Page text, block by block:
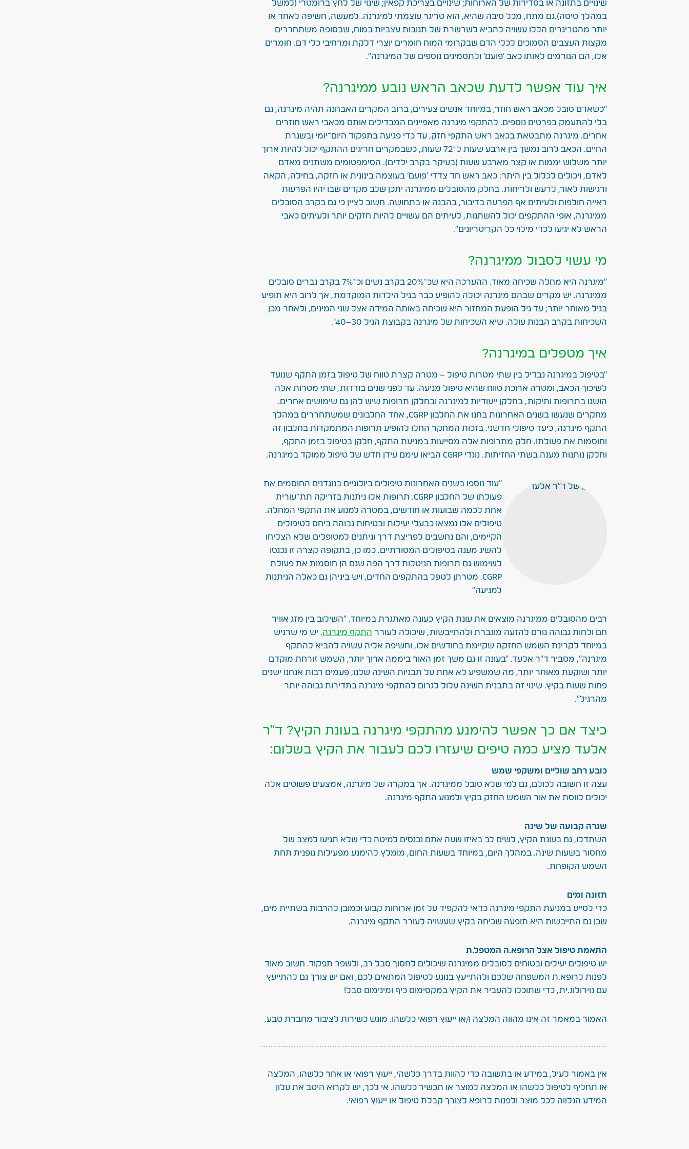
שינויים בתזונה או בסדירות של הארוחות; שינויים בצריכת קפאין; שינוי של לחץ ברומטרי (למשל
במהלך טיסה).גם מתח, מכל סיבה שהיא, הוא טריגר עוצמתי למיגרנה. למעשה, חשיפה לאחד או
יותר מהטריגרים הללו עשויה להביא לשרשרת של תגובות עצביות במוח, שבסופה משתחררים
מקצות העצבים הסמוכים לכלי הדם שבקרומי המוח חומרים יוצרי דלקת ומרחיבי כלי דם. חומרים
אלו, הם הגורמים לאותו כאב 'פועם' ולתסמינים נוספים של המיגרנה".
איך עוד אפשר לדעת שכאב הראש נובע ממיגרנה?
"כשאדם סובל מכאב ראש חוזר, במיוחד אנשים צעירים, ברוב המקרים האבחנה תהיה מיגרנה, גם
בלי להתעמק בפרטים נוספים. להתקפי מיגרנה מאפיינים המבדילים אותם מכאבי ראש חוזרים
אחרים. מיגרנה מתבטאת בכאב ראש התקפי חזק, עד כדי פגיעה בתפקוד היום־יומי ובשגרת
החיים. הכאב לרוב נמשך בין ארבע שעות ל־72 שעות, כשבמקרים חריגים ההתקף יכול להיות ארוך
יותר משלוש יממות או קצר מארבע שעות (בעיקר בקרב ילדים). הסימפטומים משתנים מאדם
לאדם, ויכולים לכלול בין היתר: כאב ראש חד צדדי 'פועם' בעוצמה בינונית או חזקה, בחילה, הקאה
ורגישות לאור, לרעש ולריחות. בחלק מהסובלים ממיגרנה יתכן שלב מקדים שבו יהיו הפרעות
ראייה חולפות ולעיתים אף הפרעה בדיבור, בהבנה או בתחושה. חשוב לציין כי גם בקרב הסובלים
ממיגרנה, אופי ההתקפים יכול להשתנות, לעיתים הם עשויים להיות חזקים יותר ולעיתים כאבי
הראש לא יגיעו לכדי מילוי כל הקריטריונים".
מי עשוי לסבול ממיגרנה?
"מיגרנה היא מחלה שכיחה מאוד. ההערכה היא שכ־20% בקרב נשים וכ־7% בקרב גברים סובלים
ממיגרנה. יש מקרים שבהם מיגרנה יכולה להופיע כבר בגיל הילדות המוקדמת, אך לרוב היא תופיע
בגיל מאוחר יותר; עד גיל הופעת המחזור היא שכיחה באותה המידה אצל שני המינים, ולאחר מכן
השכיחות בקרב הבנות עולה. שיא השכיחות של מיגרנה בקבוצת הגיל 30–40".
איך מטפלים במיגרנה?
"בטיפול במיגרנה נבדיל בין שתי מטרות טיפול – מטרה קצרת טווח של טיפול בזמן התקף שנועד
לשיכוך הכאב, ומטרה ארוכת טווח שהיא טיפול מניעה. עד לפני שנים בודדות, שתי מטרות אלה
הושגו בתרופות ותיקות, בחלקן ייעודיות למיגרנה ובחלקן תרופות שיש להן גם שימושים אחרים.
מחקרים שנעשו בשנים האחרונות בחנו את החלבון CGRP, אחד החלבונים שמשתחררים במהלך
התקף מיגרנה, כיעד טיפולי חדשני. בזכות המחקר החלו להופיע תרופות המתמקדות בחלבון זה
וחוסמות את פעולתו. חלק מתרופות אלה מסייעות במניעת התקף, חלקן בטיפול בזמן התקף,
וחלקן נותנות מענה בשתי החזיתות. נוגדי CGRP הביאו עימם עידן חדש של טיפול ממוקד במיגרנה.
"עוד נוספו בשנים האחרונות טיפולים ביולוגיים בנוגדנים החוסמים את
פעולתו של החלבון CGRP. תרופות אלו ניתנות בזריקה תת־עורית
אחת לכמה שבועות או חודשים, במטרה למנוע את התקפי המחלה.
טיפולים אלו נמצאו כבעלי יעילות ובטיחות גבוהה ביחס לטיפולים
הקיימים, והם נחשבים לפריצת דרך וניתנים למטופלים שלא הצליחו
להשיג מענה בטיפולים המסורתיים. כמו כן, בתקופה קצרה זו נכנסו
לשימוש גם תרופות הניטלות דרך הפה שגם הן חוסמות את פעולת
CGRP. מטרתן לטפל בהתקפים החדים, ויש ביניהן גם כאלה הניתנות
למניעה"
רבים מהסובלים ממיגרנה מוצאים את עונת הקיץ כעונה מאתגרת במיוחד. "השילוב בין מזג אוויר
חם ולחות גבוהה גורם להזעה מוגברת ולהתייבשות, שיכולה לעורר התקף מיגרנה. יש מי שרגיש
במיוחד לקרינת השמש החזקה שקיימת בחודשים אלו, וחשיפה אליה עשויה להביא להתקף
מיגרנה", מסביר ד"ר אלעד. "בעונה זו גם משך זמן האור ביממה ארוך יותר, השמש זורחת מוקדם
יותר ושוקעת מאוחר יותר, מה שמשפיע לא אחת על תבניות השינה שלנו; פעמים רבות אנחנו ישנים
פחות שעות בקיץ. שינוי זה בתבנית השינה עלול לגרום להתקפי מיגרנה בתדירות גבוהה יותר
מהרגיל".
כיצד אם כך אפשר להימנע מהתקפי מיגרנה בעונת הקיץ? ד"ר
אלעד מציע כמה טיפים שיעזרו לכם לעבור את הקיץ בשלום:
כובע רחב שוליים ומשקפי שמש
עצה זו חשובה לכולם, גם למי שלא סובל ממיגרנה. אך במקרה של מיגרנה, אמצעים פשוטים אלה
יכולים לווסת את אור השמש החזק בקיץ ולמנוע התקף מיגרנה.
שגרה קבועה של שינה
השתדלו, גם בעונת הקיץ, לשים לב באיזו שעה אתם נכנסים למיטה כדי שלא תגיעו למצב של
מחסור בשעות שינה. במהלך היום, במיוחד בשעות החום, מומלץ להימנע מפעילות גופנית תחת
השמש הקופחת.
תזונה ומים
כדי לסייע במניעת התקפי מיגרנה כדאי להקפיד על זמן ארוחות קבוע וכמובן להרבות בשתיית מים,
שכן גם התייבשות היא תופעה שכיחה בקיץ שעשויה לעורר התקף מיגרנה.
התאמת טיפול אצל הרופא.ה המטפל.ת
יש טיפולים יעילים ובטוחים לסובלים ממיגרנה שיכולים לחסוך סבל רב, ולשפר תפקוד. חשוב מאוד
לפנות לרופא.ת המשפחה שלכם ולהתייעץ בנוגע לטיפול המתאים לכם, ואם יש צורך גם להתייעץ
עם נוירולוג.ית, כדי שתוכלו להעביר את הקיץ במקסימום כיף ומינימום סבל!
האמור במאמר זה אינו מהווה המלצה ו/או ייעוץ רפואי כלשהו. מוגש כשירות לציבור מחברת טבע.
אין באמור לעיל, במידע או בתשובה כדי להוות בדרך כלשהי, ייעוץ רפואי או אחר כלשהו, המלצה
או תחליף לטיפול כלשהו או המלצה למוצר או תכשיר כלשהו. אי לכך, יש לקרוא היטב את עלון
המידע הנלווה לכל מוצר ולפנות לרופא לצורך קבלת טיפול או ייעוץ רפואי.